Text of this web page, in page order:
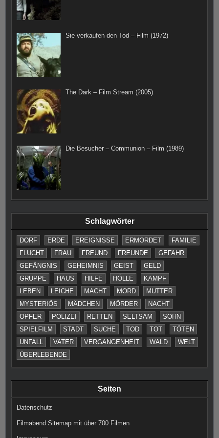
Sie verkaufen den Tod – Film (1972)
The Dark – Film Stream (2005)
Die Besucher – Communion – Film (1989)
Schlagwörter
DORF ERDE EREIGNISSE ERMORDET
FAMILIE
FLUCHT
FRAU FREUND FREUNDE
GEFAHR
GEFÄNGNIS
GEHEIMNIS GEIST
GELD
GRUPPE
HAUS HILFE HÖLLE
KAMPF
LEBEN
LEICHE MACHT MORD
MUTTER
MYSTERIÖS
MÄDCHEN MÖRDER
NACHT
OPFER
POLIZEI RETTEN SELTSAM
SOHN
SPIELFILM
STADT SUCHE TOD TOT
TÖTEN
UNFALL
VATER VERGANGENHEIT WALD
WELT
ÜBERLEBENDE
Seiten
Datenschutz
Filmabend Sitemap mit über 700 Filmen